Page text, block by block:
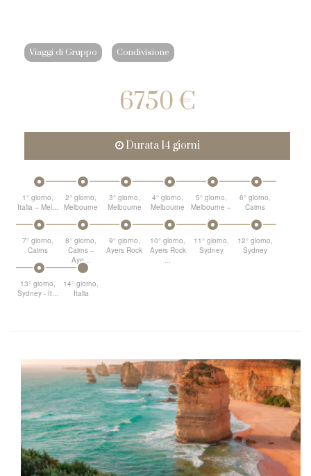
Viaggi di Gruppo Condivisione
6750 €
Durata 14 giorni
1° giorno,
Italia – Mel...
2° giorno,
Melbourne
3° giorno,
Melbourne
4° giorno,
Melbourne
5° giorno,
Melbourne –
...
6° giorno,
Cairns
7° giorno,
Cairns
8° giorno,
Cairns –
Aye...
9° giorno,
Ayers Rock
10° giorno,
Ayers Rock
...
11° giorno,
Sydney
12° giorno,
Sydney
13° giorno,
Sydney - It...
14° giorno,
Italia